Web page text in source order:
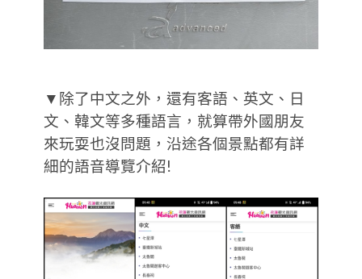
▼除了中文之外，還有客語、英文、日
文、韓文等多種語言，就算帶外國朋友
來玩耍也沒問題，沿途各個景點都有詳
細的語音導覽介紹!